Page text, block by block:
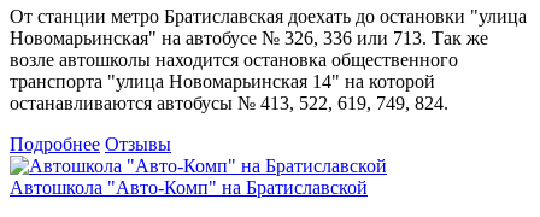
От станции метро Братиславская доехать до остановки "улица
Новомарьинская" на автобусе № 326, 336 или 713. Так же
возле автошколы находится остановка общественного
транспорта "улица Новомарьинская 14" на которой
останавливаются автобусы № 413, 522, 619, 749, 824.
Подробнее Отзывы
Автошкола "Авто-Комп" на Братиславской